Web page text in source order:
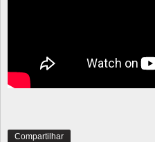
Compartilhar